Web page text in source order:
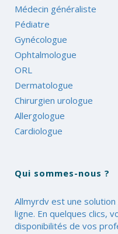
Médecin généraliste
Pédiatre
Gynécologue
Ophtalmologue
ORL
Dermatologue
Chirurgien urologue
Allergologue
Cardiologue
Qui sommes-nous ?
Allmyrdv est une
ligne. En quelques clics,
disponibilités de vos